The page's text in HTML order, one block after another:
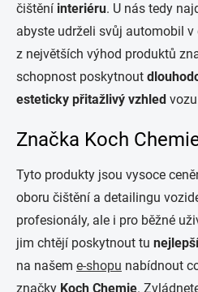
čištění interiéru. U nás tedy
abyste udrželi svůj automobil
z největších výhod produktů
schopnost poskytnout
esteticky přitažlivý vzhled
Značka Koch
Tyto produkty jsou vysoce
oboru čištění a detailingu
profesionály, ale i pro běžné
jim chtějí poskytnout tu
na našem e-shopu nabídnout
značky Koch Chemie.